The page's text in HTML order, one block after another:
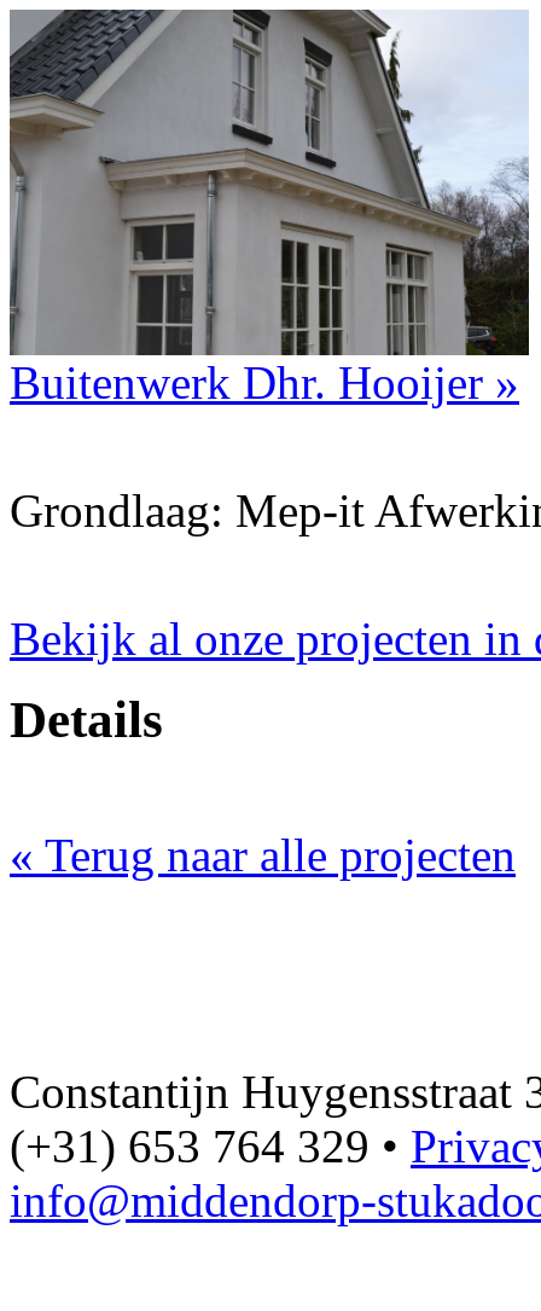
Buitenwerk Dhr. Hooijer »
Grondlaag: Mep-it
Bekijk al onze projecten in
Details
« Terug naar alle projecten
Constantijn Huygensstraat
(+31) 653 764 329 •
info@middendorp-